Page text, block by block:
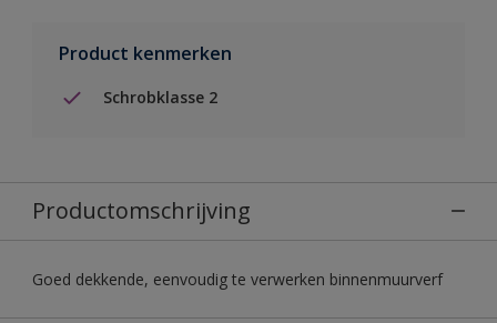
Product kenmerken
Schrobklasse 2
Productomschrijving
Goed dekkende, eenvoudig te verwerken binnenmuurverf